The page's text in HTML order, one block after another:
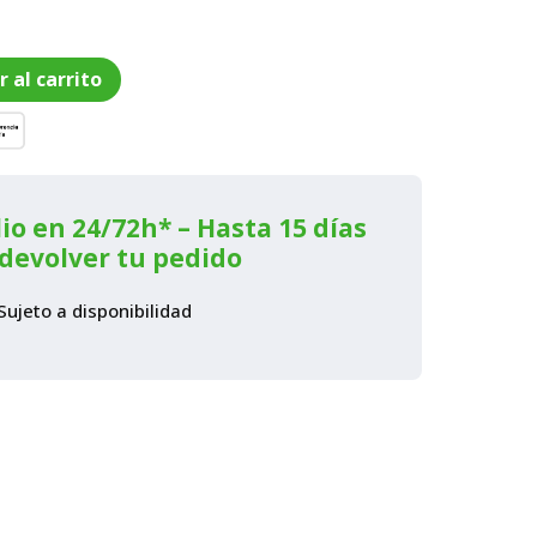
al carrito
en 24/72h* – Hasta 15 días
tu pedido
a disponibilidad